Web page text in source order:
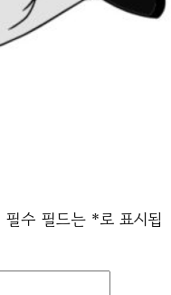
필수 필드는 *로 표시됩